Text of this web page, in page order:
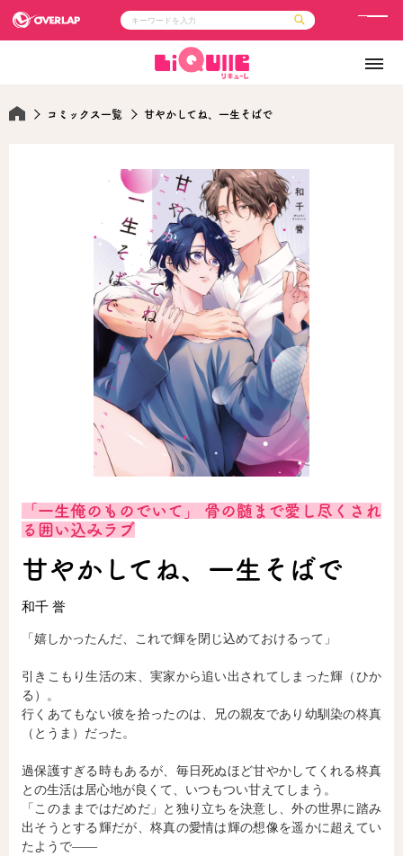
ラブパルフェ
ライトノベル
ノベルスf
ロサージュノベルス
オーバーラップホールディングス
お問い合わせはこちら
オーバーラップ文庫
オーバーラップノベルス
オーバーラップノベルスf
ロサージュノベルス
コミックガルド
コミックパルフェ
メ
コミックス一覧 甘やかしてね、一生そばで
「一生俺のものでいて」 骨の髄まで愛し尽くされ
る囲い込みラブ
甘やかしてね、一生そばで
和千 誉
「嬉しかったんだ、これで輝を閉じ込めておけるって」
引きこもり生活の末、実家から追い出されてしまった輝（ひか
る）。
行くあてもない彼を拾ったのは、兄の親友であり幼馴染の柊真
（とうま）だった。
過保護すぎる時もあるが、毎日死ぬほど甘やかしてくれる柊真
との生活は居心地が良くて、いつもつい甘えてしまう。
「このままではだめだ」と独り立ちを決意し、外の世界に踏み
出そうとする輝だが、柊真の愛情は輝の想像を遥かに超えてい
たようで――